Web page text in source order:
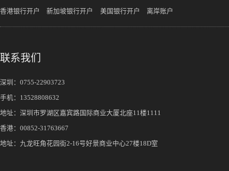
香港银行开户 新加坡银行开户 美国银行开户 离岸账户
联系我们
深圳： 0755-22903723
手机： 13528808632
地址：深圳市罗湖区嘉宾路国际商业大厦北座11楼1111
香港：00852-31763667
地址：九龙旺角花园街2-16号好景商业中心27楼18D室